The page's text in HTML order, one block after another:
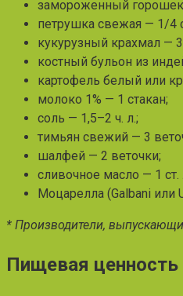
замороженный
петрушка свежая — 1/4
кукурузный крахмал — 3
костный бульон из
картофель белый или
молоко 1% — 1 стакан;
соль — 1,5–2 ч. л.;
тимьян свежий — 3
шалфей — 2 веточки;
сливочное масло — 1 ст.
Моцарелла (Galbani или
* Производители,
Пищевая